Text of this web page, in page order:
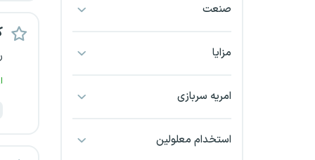
بجنوردصنعت
مزایا
امریه سربازی
استخدام معلولین